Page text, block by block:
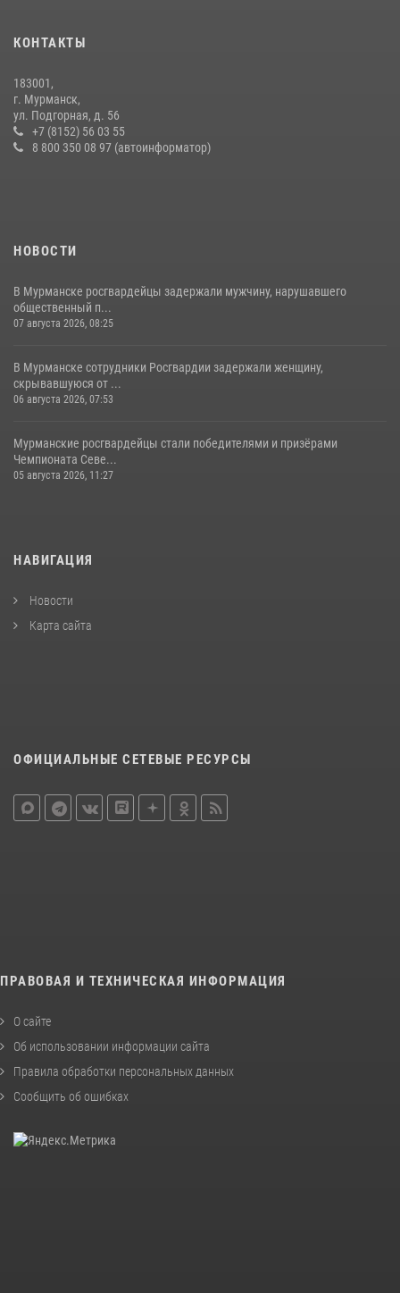
Сотрудники вневедомственной охраны Росгвардии провели
практические тренировки в акватории Кольского залива
23 июля 2026, 09:28
КОНТАКТЫ
183001,
г. Мурманск,
ул. Подгорная, д. 56
+7 (8152) 56 03 55
8 800 350 08 97 (автоинформатор)
НОВОСТИ
В Мурманске росгвардейцы задержали мужчину, нарушавшего
общественный п...
07 августа 2026, 08:25
В Мурманске сотрудники Росгвардии задержали женщину,
скрывавшуюся от ...
06 августа 2026, 07:53
Мурманские росгвардейцы стали победителями и призёрами
Чемпионата Севе...
05 августа 2026, 11:27
НАВИГАЦИЯ
Новости
Карта сайта
ОФИЦИАЛЬНЫЕ СЕТЕВЫЕ РЕСУРСЫ
ПРАВОВАЯ И ТЕХНИЧЕСКАЯ ИНФОРМАЦИЯ
О сайте
Об использовании информации сайта
Правила обработки персональных данных
Сообщить об ошибках